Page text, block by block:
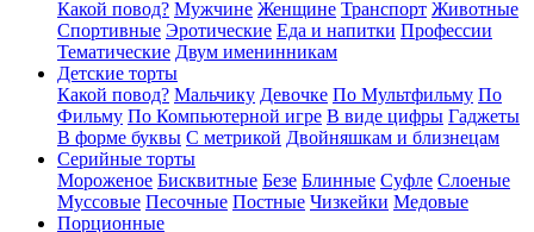
Какой повод? Мужчине Женщине Транспорт Животные
Спортивные Эротические Еда и напитки Профессии
Тематические Двум именинникам
Детские торты
Какой повод? Мальчику Девочке По Мультфильму По
Фильму По Компьютерной игре В виде цифры Гаджеты
В форме буквы С метрикой Двойняшкам и близнецам
Серийные торты
Мороженое Бисквитные Безе Блинные Суфле Слоеные
Муссовые Песочные Постные Чизкейки Медовые
Порционные